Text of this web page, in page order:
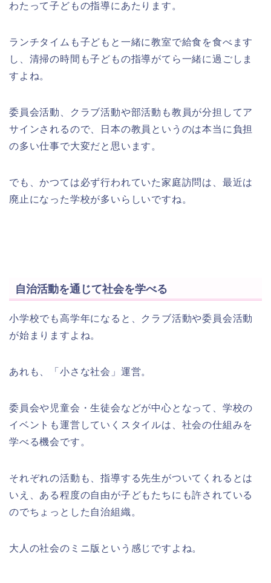
わたって子どもの指導にあたります。
ランチタイムも子どもと一緒に教室で給食を食べます
し、清掃の時間も子どもの指導がてら一緒に過ごしま
すよね。
委員会活動、クラブ活動や部活動も教員が分担してア
サインされるので、日本の教員というのは本当に負担
の多い仕事で大変だと思います。
でも、かつては必ず行われていた家庭訪問は、最近は
廃止になった学校が多いらしいですね。
自治活動を通じて社会を学べる
小学校でも高学年になると、クラブ活動や委員会活動
が始まりますよね。
あれも、「小さな社会」運営。
委員会や児童会・生徒会などが中心となって、学校の
イベントも運営していくスタイルは、社会の仕組みを
学べる機会です。
それぞれの活動も、指導する先生がついてくれるとは
いえ、ある程度の自由が子どもたちにも許されている
のでちょっとした自治組織。
大人の社会のミニ版という感じですよね。